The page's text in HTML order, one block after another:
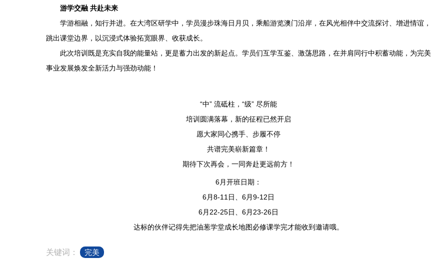
游学交融 共赴未来
学游相融，知行并进。在大湾区研学中，学员漫步珠海日月贝，乘船游览澳门沿岸，在风光相伴中交流探讨、增进情谊，
跳出课堂边界，以沉浸式体验拓宽眼界、收获成长。
此次培训既是充实自我的能量站，更是蓄力出发的新起点。学员们互学互鉴、激荡思路，在并肩同行中积蓄动能，为完美
事业发展焕发全新活力与强劲动能！
“中” 流砥柱，“级” 尽所能
培训圆满落幕，新的征程已然开启
愿大家同心携手、步履不停
共谱完美崭新篇章！
期待下次再会，一同奔赴更远前方！
6月开班日期：
6月8-11日、6月9-12日
6月22-25日、6月23-26日
达标的伙伴记得先把油葱学堂成长地图必修课学完才能收到邀请哦。
关键词： 完美